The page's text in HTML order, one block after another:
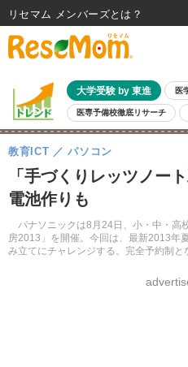
大学受験 by 東進 医
医専予備校徹底リサーチ
親子で考える大学選び 高校受験 中
共通テスト 夏休み
8月開催イベント・WS 全国公立高校 過
自由研究教材（小学生向け）
「手づくりレッツノー
電池作りも
パナソニックは8月24日、小・中・高
房2013」を開催。今回は、最新2013年
み立てにチャレンジする。完全予約制
教育ICT パソコン
リセマム メンバーズ